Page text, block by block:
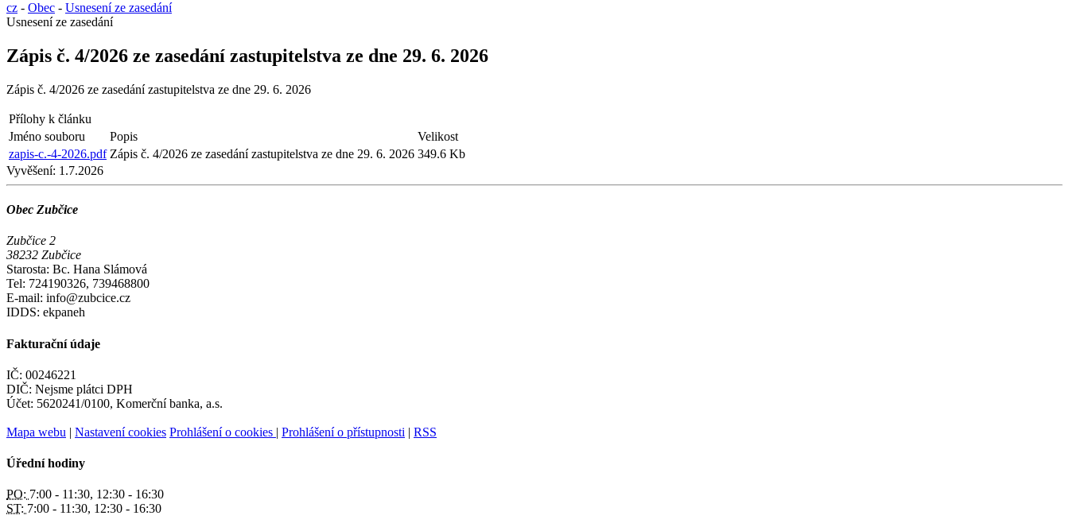
cz - Obec - Usnesení ze zasedání
Usnesení ze zasedání
Zápis č. 4/2026 ze zasedání zastupitelstva ze dne 29. 6. 2026
Zápis č. 4/2026 ze zasedání zastupitelstva ze dne 29. 6. 2026
Přílohy k článku
Jméno souboru
Popis
Velikost
zapis-c.-4-2026.pdf Zápis č. 4/2026 ze zasedání zastupitelstva ze dne 29. 6. 2026 349.6 Kb
Vyvěšení: 1.7.2026
Obec Zubčice
Zubčice 2
38232 Zubčice
Starosta: Bc. Hana Slámová
Tel: 724190326, 739468800
E-mail: info@zubcice.cz
IDDS: ekpaneh
Fakturační údaje
IČ: 00246221
DIČ: Nejsme plátci DPH
Účet: 5620241/0100, Komerční banka, a.s.
Mapa webu | Nastavení cookies Prohlášení o cookies | Prohlášení o přístupnosti | RSS
Úřední hodiny
PO: 7:00 - 11:30, 12:30 - 16:30
ST: 7:00 - 11:30, 12:30 - 16:30